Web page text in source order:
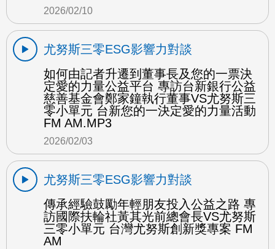
2026/02/10
尤努斯三零ESG影響力對談
如何由記者升遷到董事長及您的一票決
定愛的力量公益平台 專訪台新銀行公益
慈善基金會鄭家鐘執行董事VS尤努斯三
零小單元 台新您的一決定愛的力量活動
FM AM.MP3
2026/02/03
尤努斯三零ESG影響力對談
傳承經驗鼓勵年輕朋友投入公益之路 專
訪國際扶輪社黃其光前總會長VS尤努斯
三零小單元 台灣尤努斯創新獎專案 FM
AM